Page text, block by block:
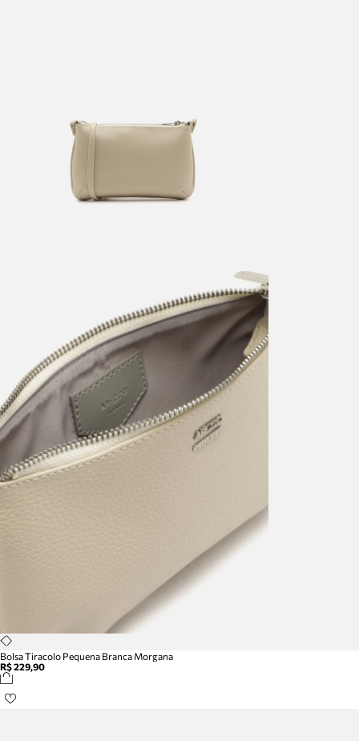
Bolsa Tiracolo Pequena Branca Morgana
R$ 229,90